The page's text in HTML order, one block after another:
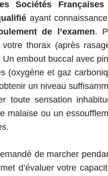
Sociétés Françaises
ayant
de l’examen.
votre thorax (après
Un embout buccal avec
(oxygène et gaz
un niveau
toute sensation
malaise ou un
de marcher
d’évaluer votre